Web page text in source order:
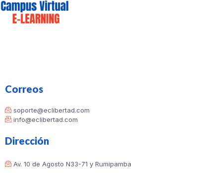
Correos
soporte@eclibertad.com
info@eclibertad.com
Dirección
Av. 10 de Agosto N33-71 y Rumipamba